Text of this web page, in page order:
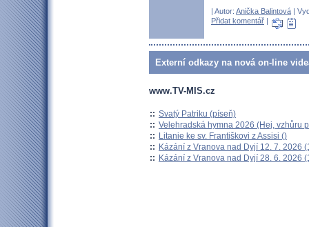
| Autor: Anička Balintová |
Přidat komentář |
Externí odkazy na nová on-line
www.TV-MIS.cz
:: Svatý Patriku (píseň)
:: Velehradská hymna 2026 (Hej, vzhůru
:: Litanie ke sv. Františkovi z Assisi ()
:: Kázání z Vranova nad Dyjí 12. 7. 2026
:: Kázání z Vranova nad Dyjí 28. 6. 2026